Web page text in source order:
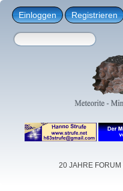
Einloggen Registrieren
20 JAHRE